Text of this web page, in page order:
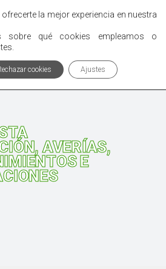
Menú
AVERÍAS,
E
la mejor experiencia en nuestra
sobre qué cookies empleamos o
cookies Ajustes